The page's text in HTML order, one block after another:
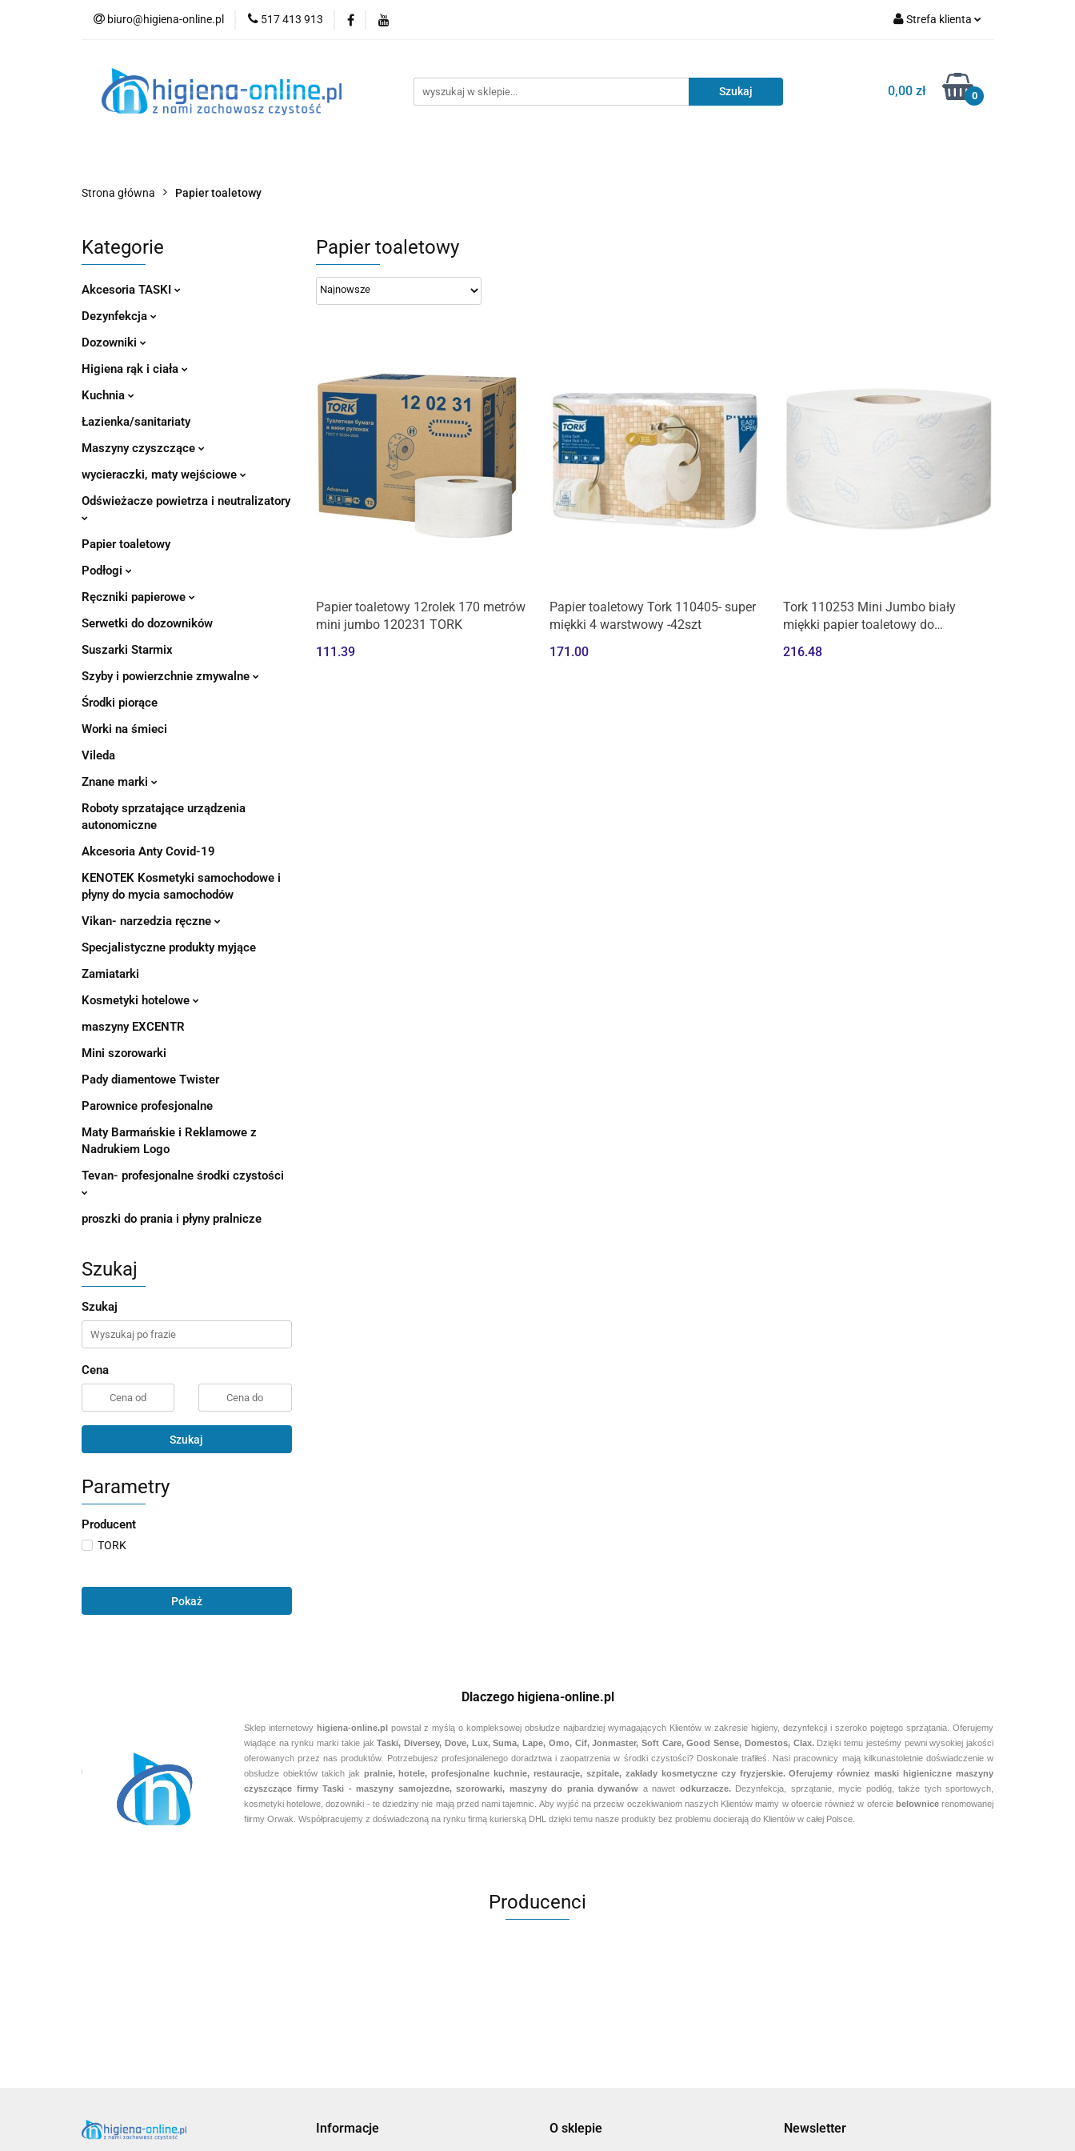
biuro@higiena-online.pl 517 413 913 Strefa klienta
Zarejestruj się
Dodaj zgłoszenie
0,00 zł 0
Kategorie
Strona główna Papier toaletowy
Kategorie
Akcesoria TASKI
Dezynfekcja
Dozowniki
Higiena rąk i ciała
Kuchnia
Łazienka/sanitariaty
Maszyny czyszczące
wycieraczki, maty wejściowe
Odświeżacze powietrza i neutralizatory
Papier toaletowy
Podłogi
Ręczniki papierowe
Serwetki do dozowników
Suszarki Starmix
Szyby i powierzchnie zmywalne
Środki piorące
Worki na śmieci
Vileda
Znane marki
Roboty sprzatające urządzenia
autonomiczne
Akcesoria Anty Covid-19
KENOTEK Kosmetyki samochodowe i
płyny do mycia samochodów
Vikan- narzedzia ręczne
Specjalistyczne produkty myjące
Zamiatarki
Kosmetyki hotelowe
maszyny EXCENTR
Mini szorowarki
Pady diamentowe Twister
Parownice profesjonalne
Maty Barmańskie i Reklamowe z
Nadrukiem Logo
Tevan- profesjonalne środki czystości
proszki do prania i płyny pralnicze
Szukaj
Szukaj
Cena
Szukaj
Parametry
Producent
TORK
Pokaż
Papier toaletowy
Produkt niedostępny
Papier toaletowy 12rolek 170 metrów
mini jumbo 120231 TORK
111.39
Papier toaletowy Tork 110405- super
miękki 4 warstwowy -42szt
171.00
Tork 110253 Mini Jumbo biały
miękki papier toaletowy do
216.48
Dlaczego higiena-online.pl
Sklep internetowy higiena-online.pl powstał z myślą o kompleksowej obsłudze najbardziej wymagających Klientów w zakresie higieny, dezynfekcji i szeroko pojętego sprzątania. Oferujemy
wiądące na rynku marki takie jakTaski, Diversey, Dove, Lux, Suma, Lape, Omo, Cif, Jonmaster, Soft Care, Good Sense, Domestos, Clax. Dzięki temu jesteśmy pewni wysokiej jakości
oferowanych przez nas produktów. Potrzebujesz profesjonalenego doradztwa i zaopatrzenia w środki czystości? Doskonale trafiłeś. Nasi pracownicy mają kilkunastoletnie doświadczenie w
obsłudze obiektów takich jak pralnie, hotele, profesjonalne kuchnie, restauracje, szpitale, zakłady kosmetyczne czy fryzjerskie. Oferujemy równiez maski higieniczne maszyny
czyszczące firmy Taski - maszyny samojezdne, szorowarki, maszyny do prania dywanów a nawet odkurzacze. Dezynfekcja, sprzątanie, mycie podłóg, także tych sportowych,
kosmetyki hotelowe, dozowniki - te dziedziny nie mają przed nami tajemnic. Aby wyjść na przeciw oczekiwaniom naszych Klientów mamy w ofoercie również w ofercie belownicerenomowanej
fiirmy Orwak. Współpracujemy z doświadczoną na rynku firmą kurierską DHL dzięki temu nasze produkty bez problemu docierają do Klientów w całej Polsce.
Producenci
Informacje O sklepie Newsletter